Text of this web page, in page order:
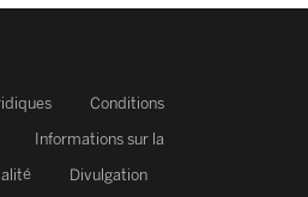
Conditions
Informations sur la
Divulgation